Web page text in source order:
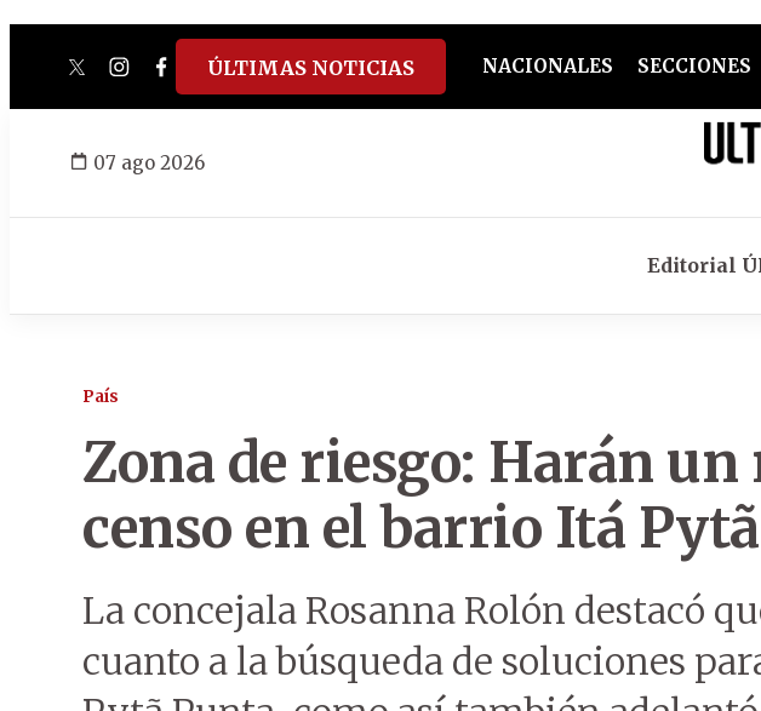
twitterinstagram
facebook
tiktokyoutube
spotify
ÚLTIMAS NOTICIAS NACIONALES SECCIONES
07 ago 2026
Editorial
País
Zona de riesgo: Harán un
censo en el barrio Itá
La concejala Rosanna Rolón destacó
cuanto a la búsqueda de soluciones